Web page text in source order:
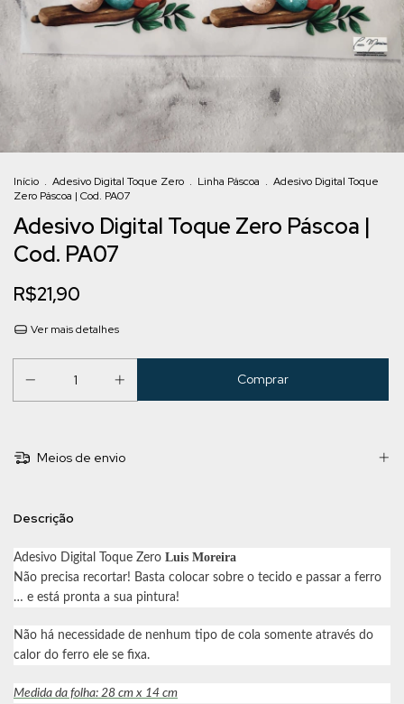
Início . Adesivo Digital Toque Zero . Linha Páscoa . Adesivo Digital Toque
Zero Páscoa | Cod. PA07
Adesivo Digital Toque Zero Páscoa |
Cod. PA07
R$21,90
Ver mais detalhes
Meios de envio
Descrição
Adesivo Digital Toque Zero Luis Moreira
Não precisa recortar! Basta colocar sobre o tecido e passar a ferro
… e está pronta a sua pintura!
Não há necessidade de nenhum tipo de cola somente através do
calor do ferro ele se fixa.
Medida da folha: 28 cm x 14 cm